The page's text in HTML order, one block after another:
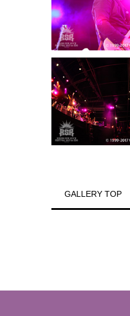
GALLERY TOP